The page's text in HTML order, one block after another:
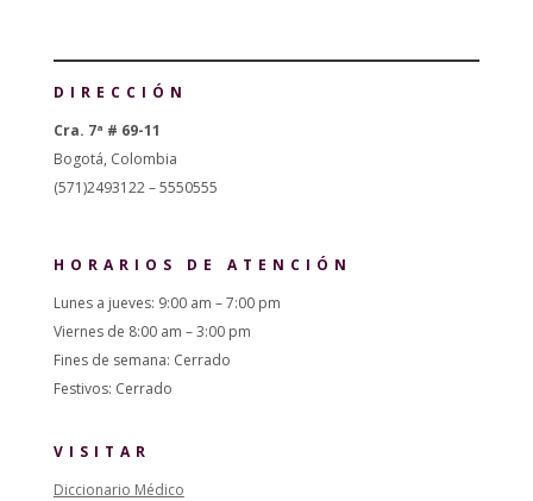
DIRECCIÓN
Cra. 7ª # 69-11
Bogotá, Colombia
(571)2493122 – 5550555
HORARIOS DE ATENCIÓN
Lunes a jueves: 9:00 am – 7:00 pm
Viernes de 8:00 am – 3:00 pm
Fines de semana: Cerrado
Festivos: Cerrado
VISITAR
Diccionario Médico